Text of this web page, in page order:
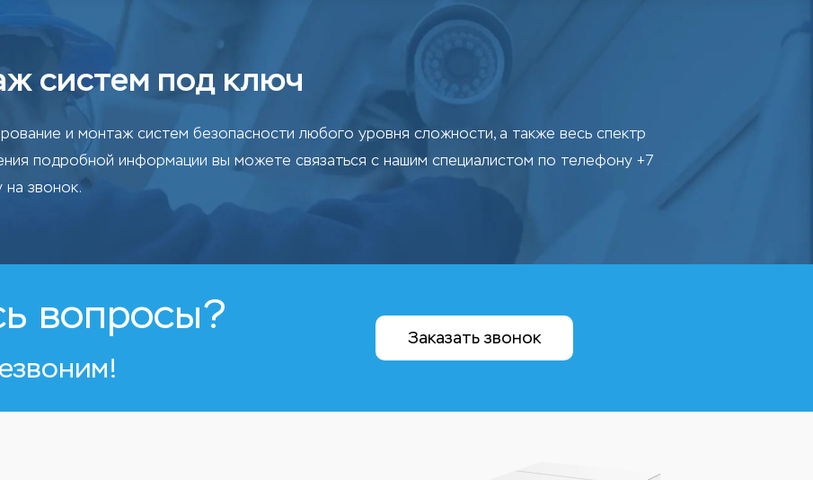
систем под ключ
и монтаж систем безопасности любого уровня сложности, а также весь спектр
подробной информации вы можете связаться с нашим специалистом по телефону +7
на звонок.
вопросы? Заказать звонок